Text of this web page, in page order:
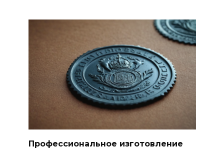
Профессиональное изготовление